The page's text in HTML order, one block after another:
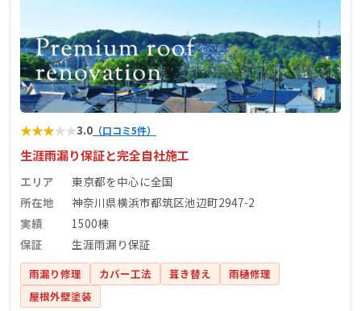
★★★★★3.0 （口コミ5件）
生涯雨漏り保証と完全自社施工
エリア
東京都を中心に全国
所在地
神奈川県横浜市都筑区池辺町2947-2
実績
1500棟
保証
生涯雨漏り保証
雨漏り修理 カバー工法 葺き替え
雨樋修理
屋根外壁塗装